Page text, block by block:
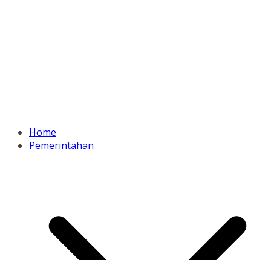
Home
Pemerintahan